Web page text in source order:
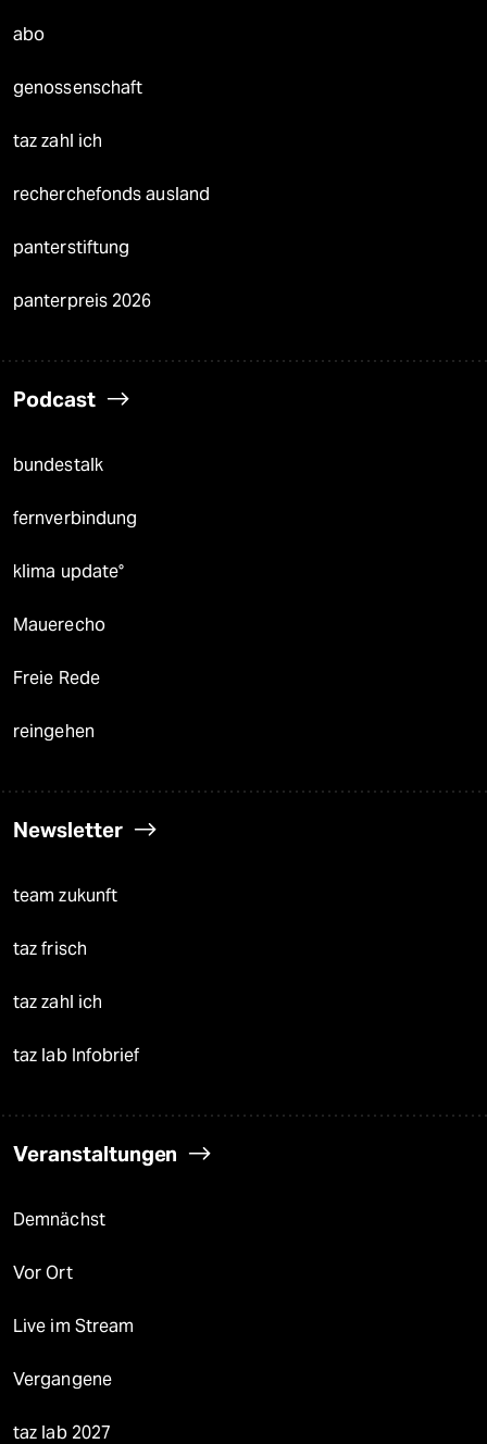
abo
genossenschaft
taz zahl ich
recherchefonds ausland
panterstiftung
panterpreis 2026
Podcast
bundestalk
fernverbindung
klima update°
Mauerecho
Freie Rede
reingehen
Newsletter
team zukunft
taz frisch
taz zahl ich
taz lab Infobrief
Veranstaltungen
Demnächst
Vor Ort
Live im Stream
Vergangene
taz lab 2027